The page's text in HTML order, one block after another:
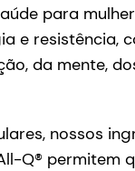
para
e resistência,
da mente,
nossos
Q® permitem